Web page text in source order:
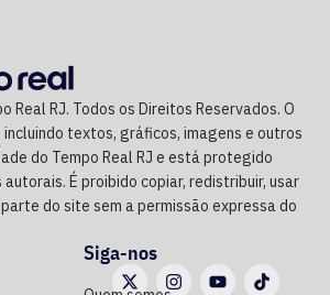
Real RJ. Todos os Direitos Reservados. O
textos, gráficos, imagens e outros
do Tempo Real RJ e está protegido
É proibido copiar, redistribuir, usar
do site sem a permissão expressa do
Siga-nos